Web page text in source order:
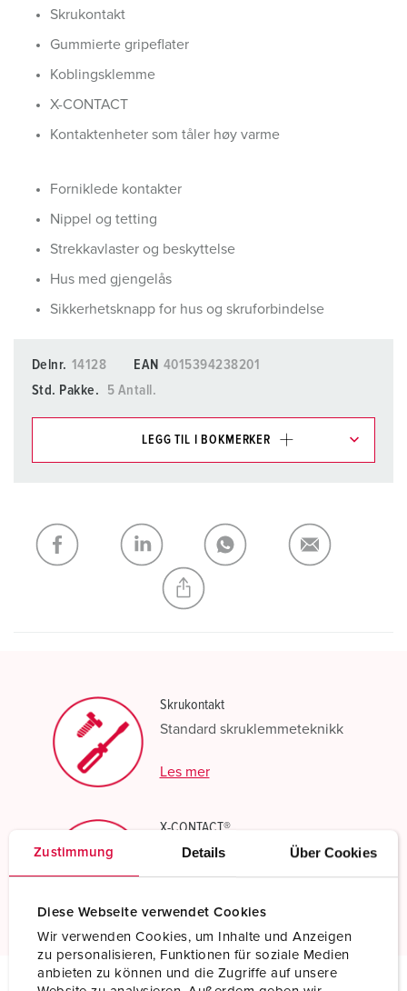
Zustimmung Details Über Cookies
Diese Webseite verwendet Cookies
Wir verwenden Cookies, um Inhalte und Anzeigen
zu personalisieren, Funktionen für soziale Medien
anbieten zu können und die Zugriffe auf unsere
Skrukontakt
Gummierte gripeflater
Koblingsklemme
X-CONTACT
Kontaktenheter som tåler høy varme
Forniklede kontakter
Nippel og tetting
Strekkavlaster og beskyttelse
Hus med gjengelås
Sikkerhetsknapp for hus og skruforbindelse
Delnr. 14128 EAN 4015394238201
Std. Pakke.
5 Antall.
LEGG TIL I BOKMERKER
Min liste LEGG TIL
OPPRETT EN NY LISTE
Skrukontakt
Standard skruklemmeteknikk
Les mer
X-CONTACT®
Innovative kontakthylseteknologi